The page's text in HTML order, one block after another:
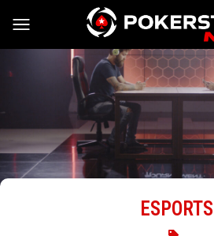
Vai al contenuto
ESPORTS